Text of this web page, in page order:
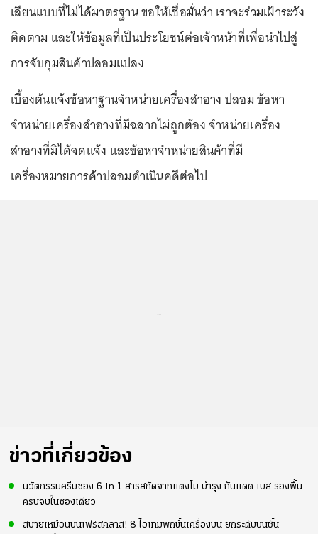
เลียนแบบที่ไม่ได้มาตรฐาน ขอให้เชื่อมั่นว่า เราจะร่วมเฝ้าระวัง
ติดตาม และให้ข้อมูลที่เป็นประโยชน์ต่อเจ้าหน้าที่เพื่อนำไปสู่
การจับกุมสินค้าปลอมแปลง
เบื้องต้นแจ้งข้อหาฐานจำหน่ายเครื่องสำอาง ปลอม ข้อหา
จำหน่ายเครื่องสำอางที่มีฉลากไม่ถูกต้อง จำหน่ายเครื่อง
สำอางที่มิได้จดแจ้ง และข้อหาจำหน่ายสินค้าที่มี
เครื่องหมายการค้าปลอมดำเนินคดีต่อไป
ข่าวที่เกี่ยวข้อง
นวัตกรรมครีมซอง 6 in 1 สารสกัดจากแตงโม บำรุง กันแดด เบส รองพื้น
ครบจบในซองเดียว
สบายเหมือนบินเฟิร์สคลาส! 8 ไอเทมพกขึ้นเครื่องบิน ยกระดับบินชั้น